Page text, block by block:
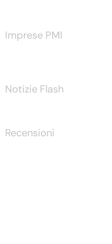
Imprese PMI
Notizie Flash
Recensioni